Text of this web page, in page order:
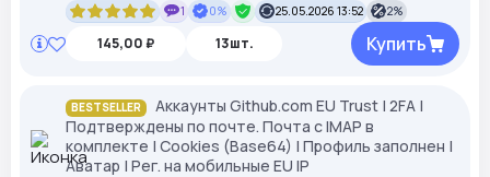
1 0% 25.05.2026 13:52 2%
145,00 ₽ 13шт. Купить
BESTSELLER
Аккаунты Github.com EU Trust | 2FA |
Подтверждены по почте. Почта с IMAP в
комплекте | Cookies (Base64) | Профиль заполнен |
Аватар | Рег. на мобильные EU IP